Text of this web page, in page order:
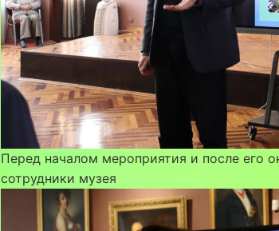
Перед началом мероприятия и после его
сотрудники музея